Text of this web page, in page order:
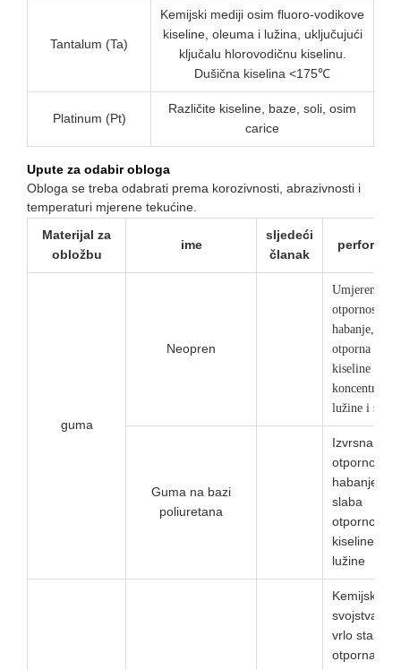
Tantalum (Ta)
Kemijski mediji osim fluoro-vodikove
kiseline, oleuma i lužina, uključujući
ključalu hlorovodičnu kiselinu.
Dušična kiselina <175℃
Platinum (Pt)
Različite kiseline, baze, soli, osim
carice
Upute za odabir obloga
Obloga se treba odabrati prema korozivnosti, abrazivnosti i
temperaturi mjerene tekućine.
Materijal za
obložbu
ime
sljedeći
članak
guma
Neopren
Umjerena
otpornost na
habanje,
otporna na
kiseline niske
lužine i soli
Guma na bazi
poliuretana
Izvrsna
otpornost
habanje,
slaba
otpornost
kiseline i
lužine
Kemijska
svojstva su
vrlo
otporna na